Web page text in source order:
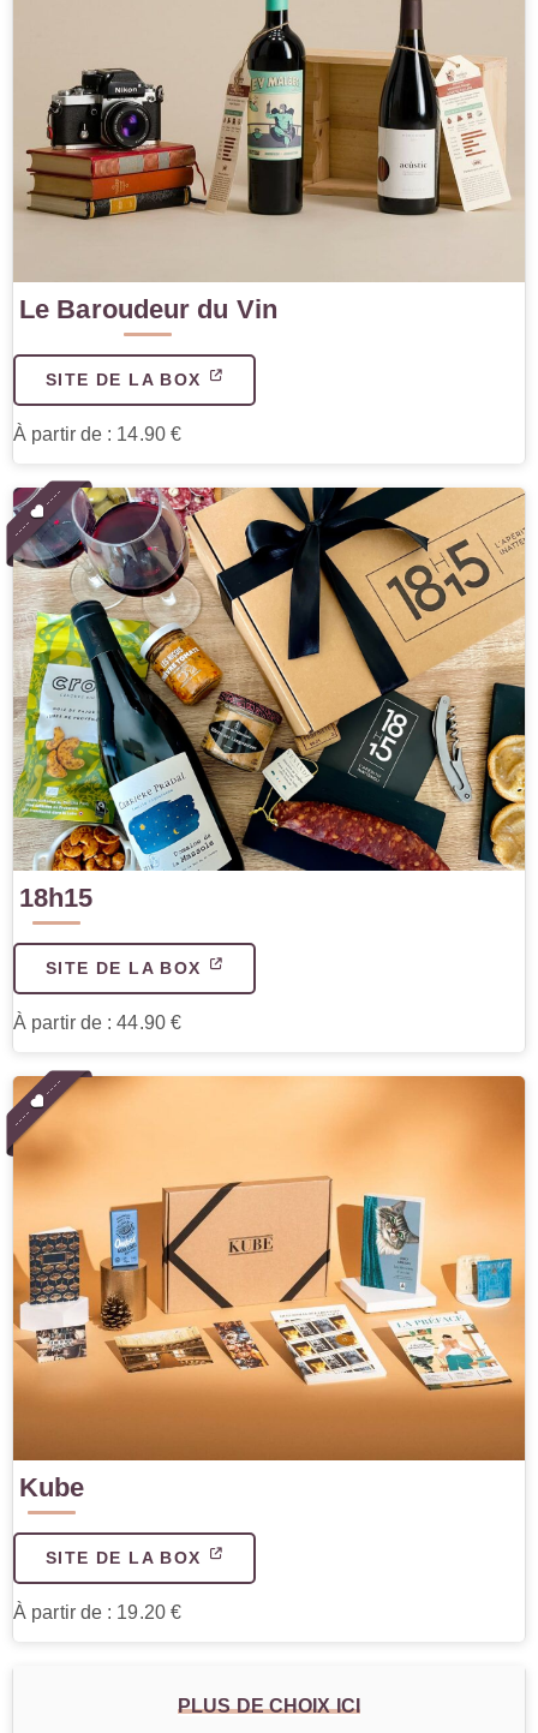
Le Baroudeur du Vin
SITE DE LA BOX
À partir de : 14.90 €
18h15
SITE DE LA BOX
À partir de : 44.90 €
Kube
SITE DE LA BOX
À partir de : 19.20 €
PLUS DE CHOIX ICI